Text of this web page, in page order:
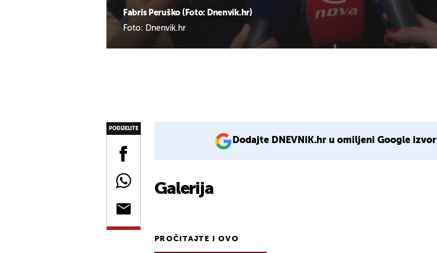
Fabris Peruško (Foto: Dnenvik.hr)
Foto: Dnenvik.hr
PODIJELITE
Dodajte DNEVNIK.hr u omiljeni Google izvor
Galerija
PROČITAJTE I OVO